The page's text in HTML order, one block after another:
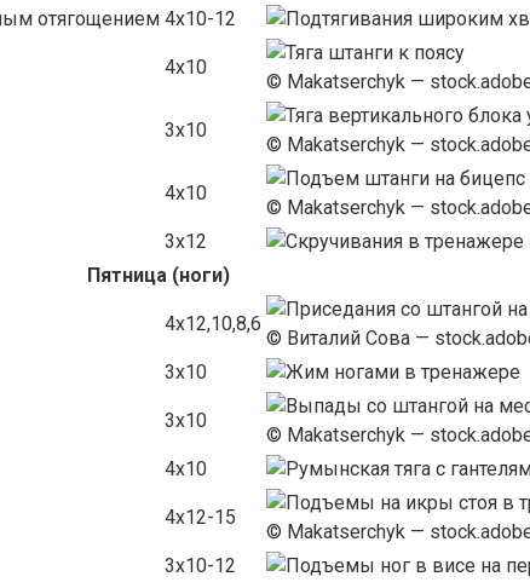
отягощением 4х10-12
4х10
© Makatserchyk —
3х10
© Makatserchyk —
4х10
© Makatserchyk —
3х12
Пятница (ноги)
4х12,10,8,6
© Виталий Сова —
3х10
3х10
© Makatserchyk —
4х10
4х12-15
© Makatserchyk —
3х10-12